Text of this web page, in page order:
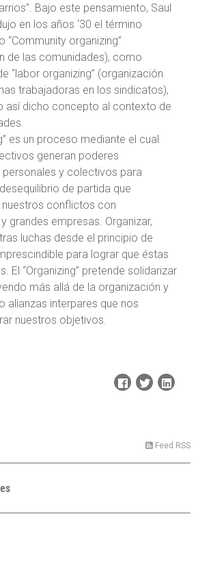
Bajo este pensamiento, Saul
en los años ‘30 el término
“Community organizing”
de las comunidades), como
“labor organizing” (organización
trabajadoras en los sindicatos),
así dicho concepto al contexto de
es un proceso mediante el cual
generan poderes
personales y colectivos para
de partida que
conflictos con
grandes empresas. Organizar,
luchas desde el principio de
para lograr que éstas
El “Organizing” pretende solidarizar
más allá de la organización y
alianzas interpares que nos
nuestros objetivos.
Feed RSS